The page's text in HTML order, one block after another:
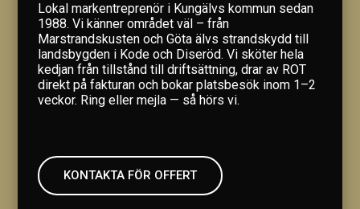
Lokal markentreprenör i Kungälvs kommun sedan
1988. Vi känner området väl – från
Marstrandskusten och Göta älvs strandskydd till
landsbygden i Kode och Diseröd. Vi sköter hela
kedjan från tillstånd till driftsättning, drar av ROT
direkt på fakturan och bokar platsbesök inom 1–2
veckor. Ring eller mejla — så hörs vi.
KONTAKTA FÖR OFFERT